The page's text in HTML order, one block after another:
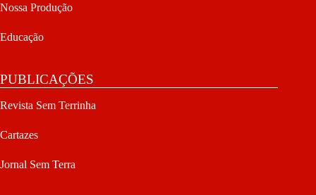
Nossa Produção
Educação
PUBLICAÇÕES
Revista Sem Terrinha
Cartazes
Jornal Sem Terra